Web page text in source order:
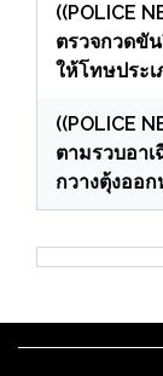
((POLICE
ตรวจกวดขั
ให้โทษประเ
((POLICE
ตามรวบอา
กวางตุ้งออ